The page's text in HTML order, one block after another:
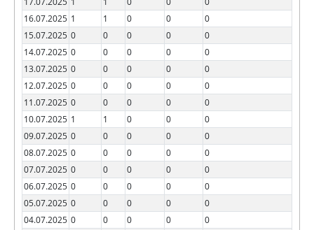
16.07.2025 1 1 0 0
0
15.07.2025 0 0 0 0
0
14.07.2025 0 0 0 0
0
13.07.2025 0 0 0 0
0
12.07.2025 0 0 0 0
0
11.07.2025 0 0 0 0
0
10.07.2025 1 1 0 0
0
09.07.2025 0 0 0 0
0
08.07.2025 0 0 0 0
0
07.07.2025 0 0 0 0
0
06.07.2025 0 0 0 0
0
05.07.2025 0 0 0 0
0
04.07.2025 0 0 0 0
0